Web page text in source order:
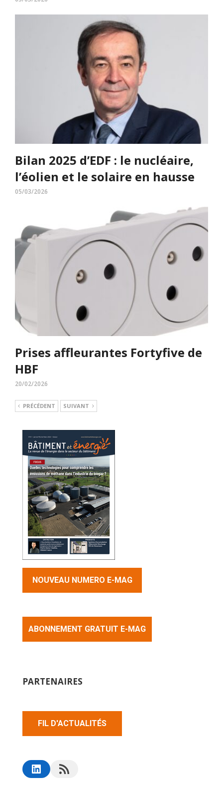
Bilan 2025 d’EDF : le nucléaire,
l’éolien et le solaire en hausse
05/03/2026
Prises affleurantes Fortyfive de
HBF
20/02/2026
PRÉCÉDENT SUIVANT
NOUVEAU NUMERO E-MAG
ABONNEMENT GRATUIT E-MAG
PARTENAIRES
FIL D'ACTUALITÉS